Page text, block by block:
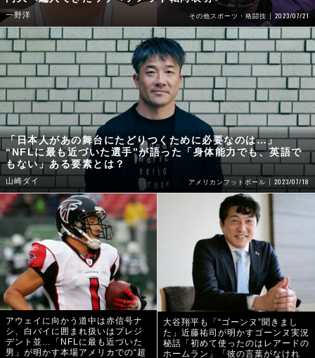
一野洋 その他スポーツ・格闘技 2023/07/21
「日本人があの舞台にたどりつくために必要なのは…」
“NFLに最も近づいた選手”が語った「身体能力でも、英語で
もない」ある要素とは？
山崎ダイ アメリカンフットボール 2023/07/18
アウェイに向かう道中は赤信号ナ
シ、白バイに囲まれ扱いはプレジ
デント並…「NFLに最も近づいた
男」が明かす本場アメリカでの“超
大谷翔平も「“ゴーンヌ”聞きまし
た」近藤祐司が明かすゴーンヌ実況
秘話「初めて使ったのはレアードの
ホームラン」「彼の言葉がなけれ